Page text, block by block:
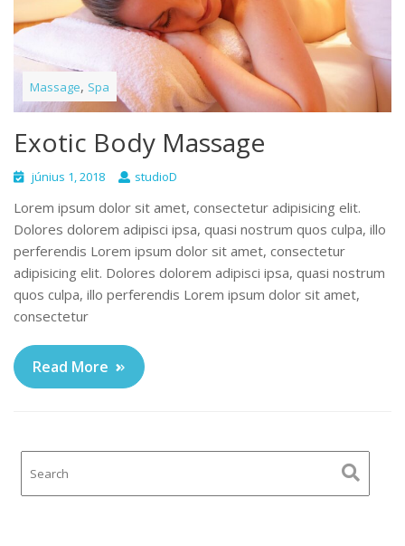
Massage, Spa
Exotic Body Massage
június 1, 2018 studioD
Lorem ipsum dolor sit amet, consectetur adipisicing elit.
Dolores dolorem adipisci ipsa, quasi nostrum quos culpa, illo
perferendis Lorem ipsum dolor sit amet, consectetur
adipisicing elit. Dolores dolorem adipisci ipsa, quasi nostrum
quos culpa, illo perferendis Lorem ipsum dolor sit amet,
consectetur
Read More